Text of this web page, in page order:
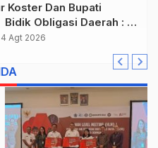
Koster Dan Bupati
Bidik Obligasi Daerah :
Infrastruktur
Agt 2026